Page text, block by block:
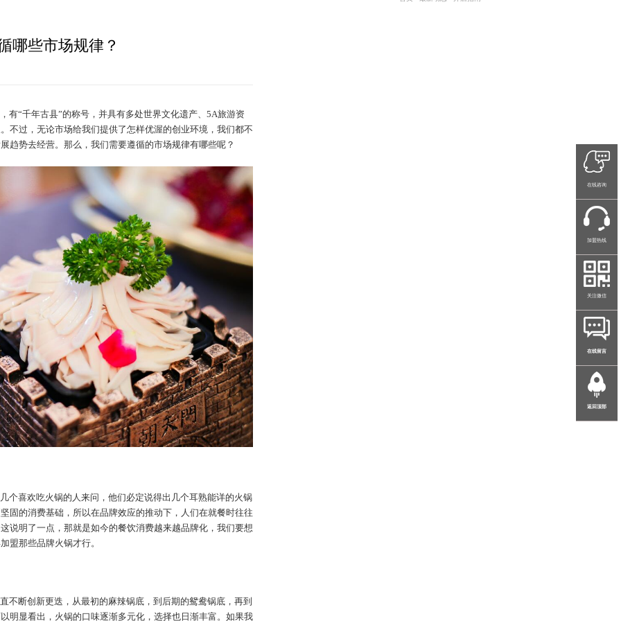
哪些市场规律？
有“千年古县”的称号，并具有多处世界文化遗产、5A旅游资
不过，无论市场给我们提供了怎样优渥的创业环境，我们都不
趋势去经营。那么，我们需要遵循的市场规律有哪些呢？
个喜欢吃火锅的人来问，他们必定说得出几个耳熟能详的火锅
固的消费基础，所以在品牌效应的推动下，人们在就餐时往往
说明了一点，那就是如今的餐饮消费越来越品牌化，我们要想
盟那些品牌火锅才行。
不断创新更迭，从最初的麻辣锅底，到后期的鸳鸯锅底，再到
明显看出，火锅的口味逐渐多元化，选择也日渐丰富。如果我
在线咨询
加盟热线
关注微信
在线留言
返回顶部